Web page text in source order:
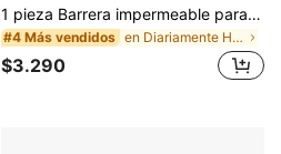
1 pieza Barrera impermeable para ventana corrediza sin taladro - Sistema de drenaje de ventana para exteriores de alta resistencia, deflector impermeable para ventana corrediza con diseño de reflujo, fácil de instalar, con respaldo adhesivo, tablero de drenaje de agua de lluvia negro, adecuado para ventanas corredizas, balcones y puertas de ducha - a prueba de fugas y de residuos, se ajusta a ventanas de vidrio simple/doble
#4 Más vendidos en Diariamente Herrajes para ventanas
$3.290